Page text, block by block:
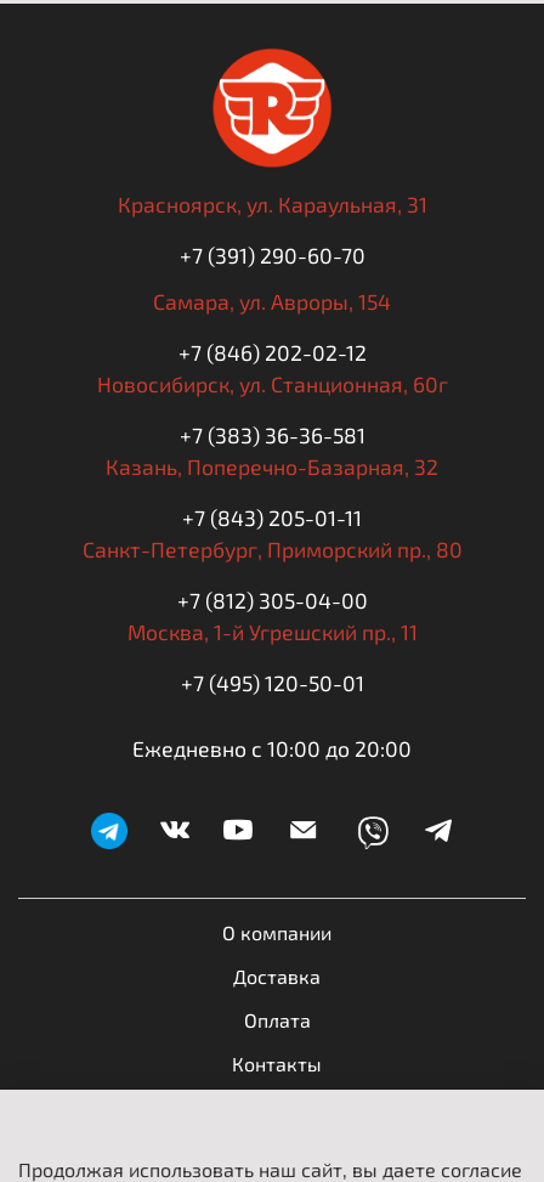
О компании
Доставка
Оплата
Контакты
Пользовательское соглашение
Красноярск, ул. Караульная, 31
+7 (391) 290-60-70
Самара, ул. Авроры, 154
+7 (846) 202-02-12
Новосибирск, ул. Станционная, 60г
+7 (383) 36-36-581
Казань, Поперечно-Базарная, 32
+7 (843) 205-01-11
Санкт-Петербург, Приморский пр., 80
+7 (812) 305-04-00
Москва, 1-й Угрешский пр., 11
+7 (495) 120-50-01
Ежедневно с 10:00 до 20:00
Продолжая использовать наш сайт, вы даете согласие